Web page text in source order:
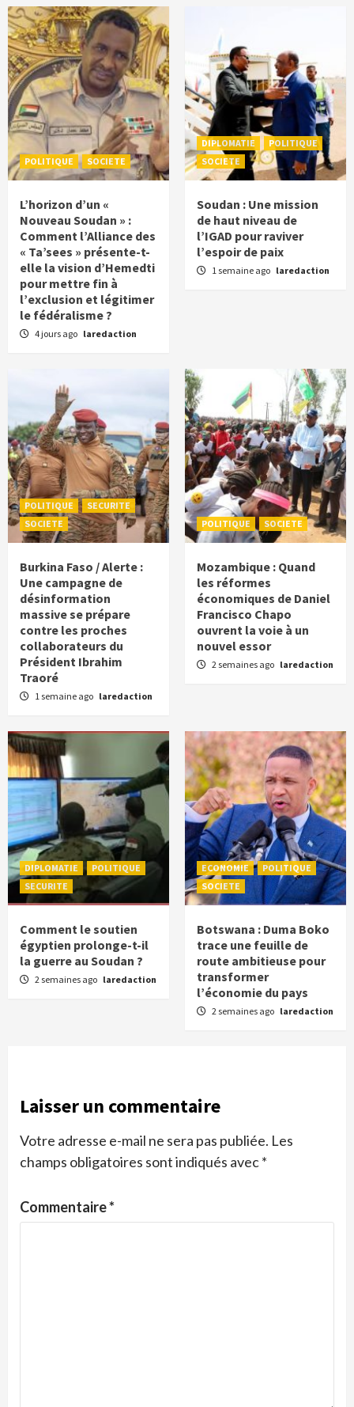
POLITIQUE SOCIETE
L’horizon d’un «
Nouveau Soudan » :
Comment l’Alliance des
« Ta’sees » présente-t-
elle la vision d’Hemedti
pour mettre fin à
l’exclusion et légitimer
le fédéralisme ?
4 jours ago laredaction
DIPLOMATIE
POLITIQUE
SOCIETE
Soudan : Une mission
de haut niveau de
l’IGAD pour raviver
l’espoir de paix
1 semaine ago laredaction
POLITIQUE
SECURITE
SOCIETE
Burkina Faso / Alerte :
Une campagne de
désinformation
massive se prépare
contre les proches
collaborateurs du
Président Ibrahim
Traoré
1 semaine ago laredaction
POLITIQUE SOCIETE
Mozambique : Quand
les réformes
économiques de Daniel
Francisco Chapo
ouvrent la voie à un
nouvel essor
2 semaines ago laredaction
DIPLOMATIE
POLITIQUE
SECURITE
Comment le soutien
égyptien prolonge-t-il
la guerre au Soudan ?
2 semaines ago laredaction
ECONOMIE
POLITIQUE
SOCIETE
Botswana : Duma Boko
trace une feuille de
route ambitieuse pour
transformer
l’économie du pays
2 semaines ago laredaction
Laisser un commentaire
Votre adresse e-mail ne sera pas publiée. Les
champs obligatoires sont indiqués avec*
Commentaire*